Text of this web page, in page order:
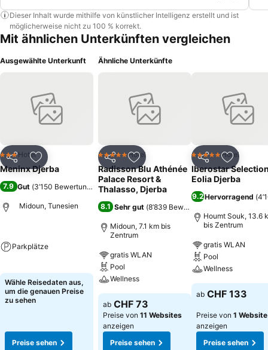
Dieser Inhalt wurde mithilfe von künstlicher Intelligenz erstellt und ist
möglicherweise nicht zu 100 % korrekt.
Mit ähnlichen Unterkünften vergleichen
Ausgewählte Unterkunft
Teilen Zu Favoriten hinzufügen
3 SterneHotel
Meninx Djerba
7.9 Gut (3’150 Bewertungen)
Midoun, Tunesien
Parkplätze
Wähle Reisedaten aus,
um die genauen Preise
zu sehen
Preise sehen
Ähnliche Unterkünfte
Teilen Zu Favoriten hinzufügen
5 Sterne Hotel
Radisson Blu Athénée
Palace Resort &
Thalasso, Djerba
8.1 Sehr gut (8’839 Bewertungen
Midoun, 7.1 km bis
Zentrum
gratis WLAN
Pool
Wellness
ab CHF 73
Preise von 11 Websites
anzeigen
Preise sehen
Teilen Zu
5 Sterne Hotel
Iberostar
Eolia Djerba
9.2Hervorragend (
Houmt Souk, 13.6
bis Zentrum
gratis WLAN
Pool
Wellness
ab CHF 133
Preise von 1 Website
anzeigen
Preise sehen